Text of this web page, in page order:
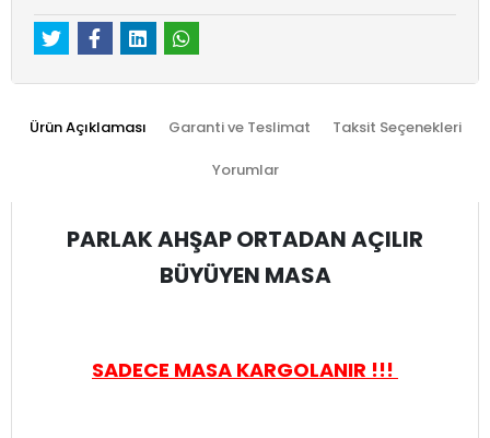
Ürün Açıklaması Garanti ve Teslimat Taksit Seçenekleri
Yorumlar
PARLAK AHŞAP ORTADAN AÇILIR
BÜYÜYEN MASA
SADECE MASA KARGOLANIR !!!